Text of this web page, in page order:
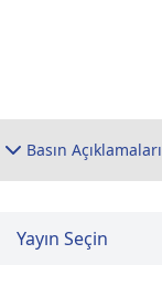
Basın Açıklamaları